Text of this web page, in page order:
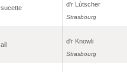
sucette d'r Lùtscher
Strasbourg
ail d'r Knowli
Strasbourg